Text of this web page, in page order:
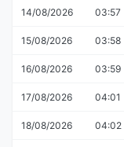
14/08/2026 03:57
15/08/2026 03:58
16/08/2026 03:59
17/08/2026 04:01
18/08/2026 04:02